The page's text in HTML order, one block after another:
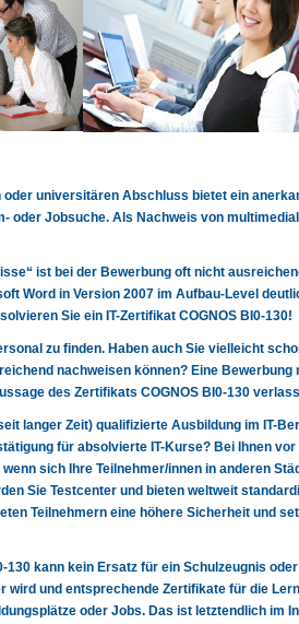
universitären Abschluss bietet ein
oder Jobsuche. Als Nachweis von
ist bei der Bewerbung oft nicht
Word in Version 2007 im Aufbau-Level
Sie ein IT-Zertifikat COGNOS BI0-130!
zu finden. Haben auch Sie vielleicht
nachweisen können? Eine Bewerbung
des Zertifikats COGNOS BI0-130
langer Zeit) qualifizierte Ausbildung im IT-
für absolvierte IT-Kurse? Bei Ihnen
sich Ihre Teilnehmer/innen in anderen
Sie Testcenter und bieten weltweit
Teilnehmern eine höhere Sicherheit und
kann kein Ersatz für ein Schulzeugnis
wird und entsprechende Zertifikate für die
oder Jobs. Das ist letztendlich im